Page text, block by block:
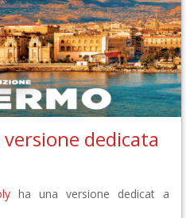
dedicata
ha una versione dedicat a